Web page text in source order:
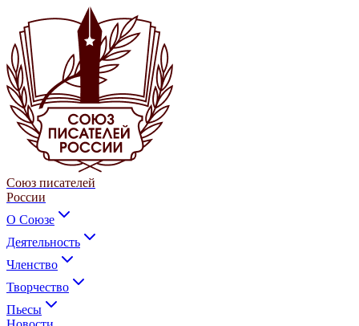
Союз писателей
России
О Союзе
Деятельность
Членство
Творчество
Пьесы